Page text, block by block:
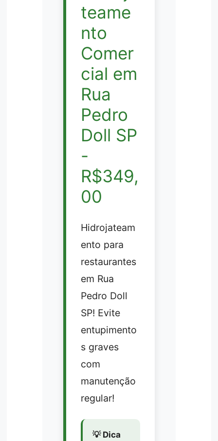
teame
nto
Comer
cial em
Rua
Pedro
Doll SP
-
R$349,
00
Hidrojateam
ento para
restaurantes
em Rua
Pedro Doll
SP! Evite
entupimento
s graves
com
manutenção
regular!
💡 Dica